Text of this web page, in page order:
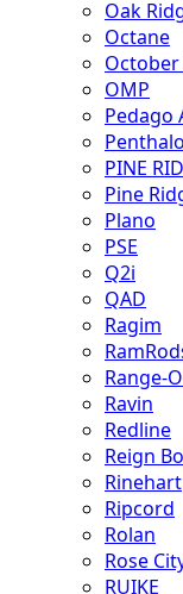
Oak
Octane
OMP
Pedago
PINE
Pine
Plano
PSE
Q2i
QAD
Ragim
Range-
Ravin
Redline
Reign
Rinehart
Ripcord
Rolan
Rose
RUIKE